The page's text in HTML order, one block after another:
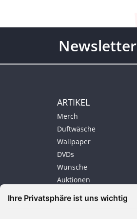
Ihre Privatsphäre ist uns wichtig
Newsletter
ARTIKEL
Merch
Duftwäsche
Wallpaper
DVDs
Wünsche
Auktionen